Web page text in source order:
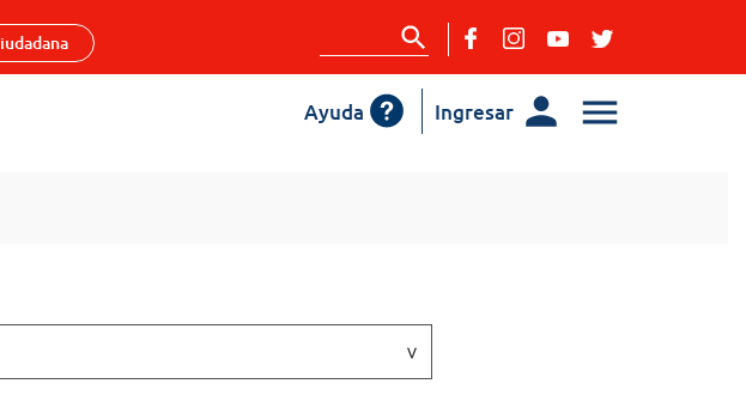
Ingresar
Ayuda